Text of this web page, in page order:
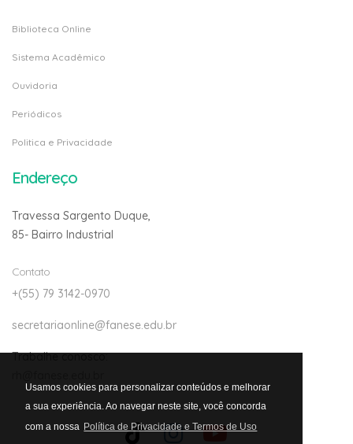
Usamos cookies para personalizar conteúdos e melhorar
a sua experiência. Ao navegar neste site, você concorda
com a nossa Política de Privacidade e Termos de Uso
Biblioteca Online
Sistema Acadêmico
Ouvidoria
Periódicos
Politica e Privacidade
Endereço
Travessa Sargento Duque,
85- Bairro Industrial
Contato
+(55) 79 3142-0970
secretariaonline@fanese.edu.br
Trabalhe conosco: